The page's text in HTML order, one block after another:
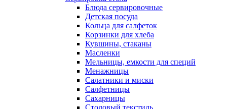
Блюда сервировочные
Детская посуда
Кольца для салфеток
Корзинки для хлеба
Кувшины, стаканы
Масленки
Мельницы, емкости для специй
Менажницы
Салатники и миски
Салфетницы
Сахарницы
Столовый текстиль